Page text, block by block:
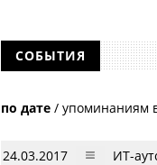
СОБЫТИЯ
по дате / упоминаниям
24.03.2017 ИТ-